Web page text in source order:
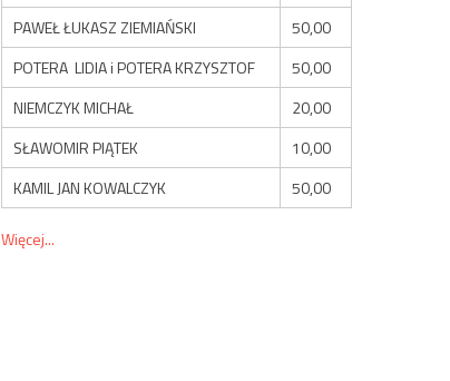
PAWEŁ ŁUKASZ ZIEMIAŃSKI
50,00
POTERA LIDIA i POTERA KRZYSZTOF
50,00
NIEMCZYK MICHAŁ
20,00
SŁAWOMIR PIĄTEK
10,00
KAMIL JAN KOWALCZYK
50,00
Więcej...